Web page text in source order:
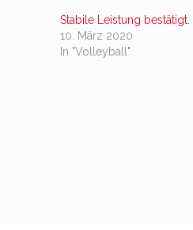
Stabile Leistung bestätigt.
10. März 2020
In "Volleyball"